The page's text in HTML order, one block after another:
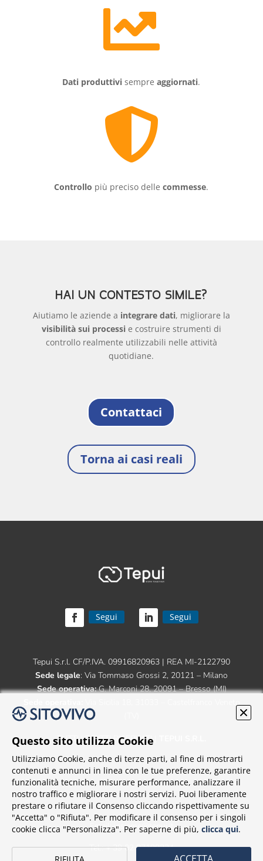

Dati produttivi sempreaggiornati.

Controllo più preciso delle commesse.
HAI UN CONTESTO SIMILE?
Aiutiamo le aziende a integrare dati, migliorare la
visibilità sui processie costruire strumenti di
controllo realmente utilizzabili nelle attività
quotidiane.
Contattaci
Torna ai casi reali
Segui Segui
Tepui S.r.l. CF/P.IVA. 09916820963 | REA MI-2122790
Sede legale: Via Tommaso Grossi 2, 20121 – Milano
Sede operativa:G. Marconi 28, 20091 – Bresso (MI)
Via Sicilia 18, 31033 – Castelfranco Veneto
TUTTI I DIRITTI RISERVATI |
Email: insieme@tepui.it
Tel.: + 39 02 87199234
Questo sito utilizza Cookie
Utilizziamo Cookie, anche di terze parti, al fine di mostrarti
contenuti e annunci in linea con le tue preferenze, garantire
funzionalità tecniche, misurare performance, analizzare il
nostro traffico e migliorare i nostri servizi. Puoi liberamente
prestare o rifiutare il Consenso cliccando rispettivamente su
"Accetta" o "Rifiuta". Per modificare il consenso per i singoli
cookie clicca "Personalizza". Per saperne di più, clicca qui.
RIFIUTA ACCETTA